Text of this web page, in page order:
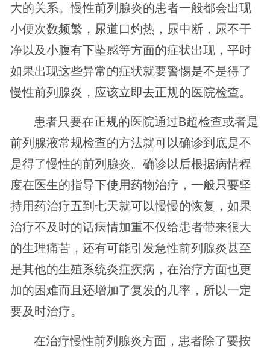
大的关系。慢性前列腺炎的患者一般都会出现
小便次数频繁，尿道口灼热，尿中断，尿不干
净以及小腹有下坠感等方面的症状出现，平时
如果出现这些异常的症状就要警惕是不是得了
慢性前列腺炎，应该立即去正规的医院检查。
患者只要在正规的医院通过B超检查或者是
前列腺液常规检查的方法就可以确诊到底是不
是得了慢性的前列腺炎。确诊以后根据病情程
度在医生的指导下使用药物治疗，一般只要坚
持用药治疗五到七天就可以慢慢的恢复，如果
治疗不及时的话病情加重不仅给患者带来很大
的生理痛苦，还有可能引发急性前列腺炎甚至
是其他的生殖系统炎症疾病，在治疗方面也更
加的困难而且还增加了复发的几率，所以一定
要及时治疗。
在治疗慢性前列腺炎方面，患者除了要按